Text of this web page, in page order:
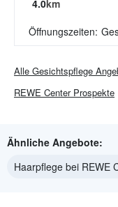
4.0km
Öffnungszeiten:
Alle Gesichtspflege
REWE CenterProspekte
Ähnliche Angebote:
Haarpflege bei REWE